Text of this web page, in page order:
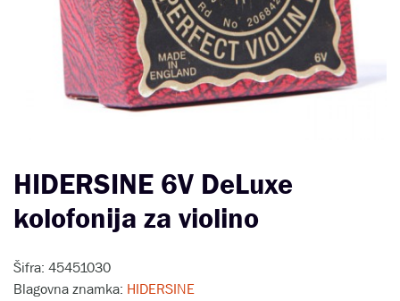
HIDERSINE 6V DeLuxe
kolofonija za violino
Šifra: 45451030
Blagovna znamka: HIDERSINE